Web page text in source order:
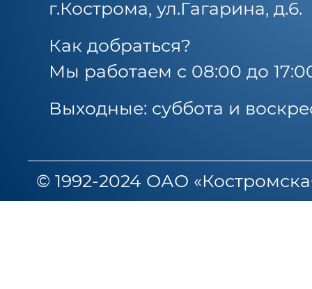
г.Кострома, ул.Гагарина, д.6.
Как добраться?
Мы работаем с 08:00 до
Выходные: суббота и
© 1992-2024 ОАО